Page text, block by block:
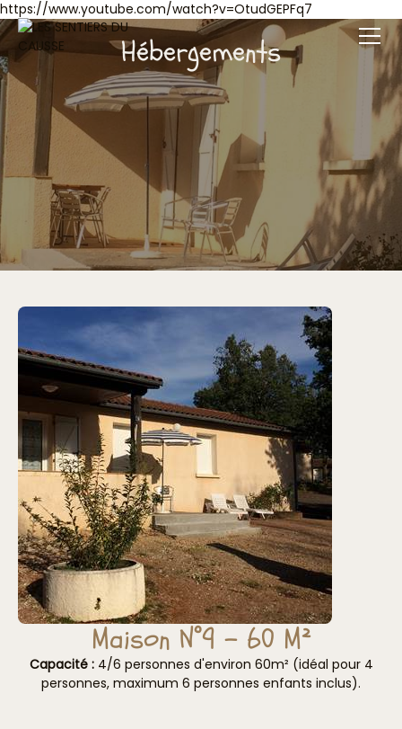
https://www.youtube.com/watch?v=OtudGEPFq7
Hébergements
Maison N°9 - 60 M²
Capacité :4/6 personnes d'environ 60m² (idéal pour 4
personnes, maximum 6 personnes enfants inclus).